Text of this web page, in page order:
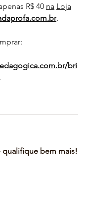
R$ 40 na Loja
.
bri
.
qualifique bem mais!